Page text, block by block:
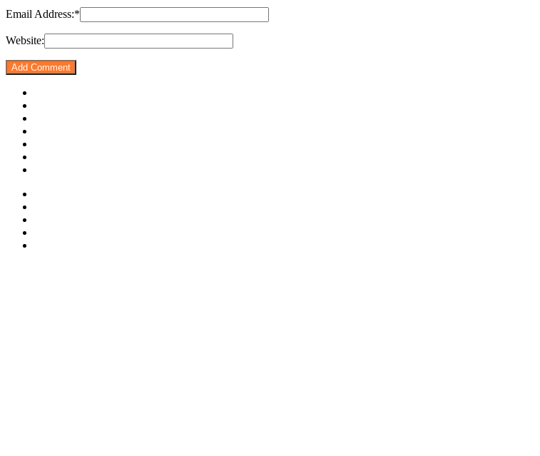
Email Address:*
Website: